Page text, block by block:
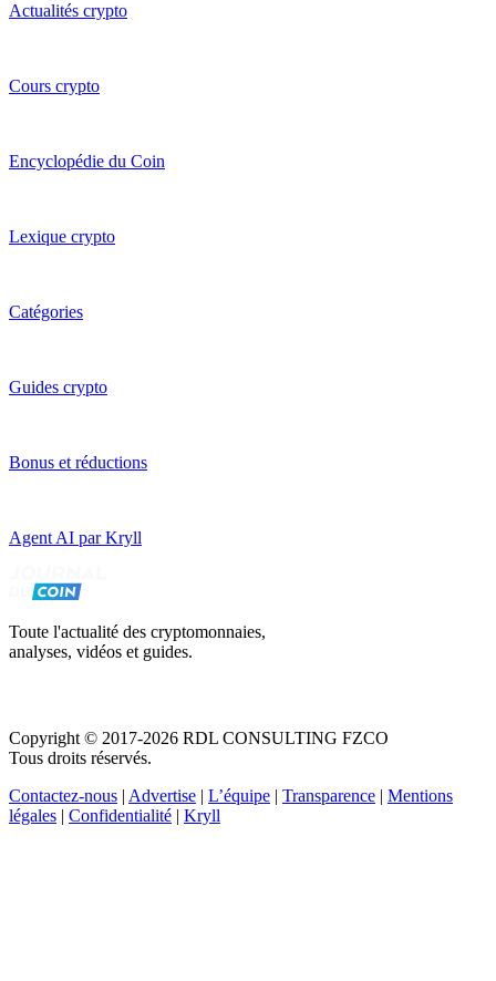
Actualités crypto
Cours crypto
Encyclopédie du Coin
Lexique crypto
Catégories
Guides crypto
Bonus et réductions
Agent AI par Kryll
Toute l'actualité des cryptomonnaies,
analyses, vidéos et guides.
Copyright © 2017-2026 RDL CONSULTING FZCO
Tous droits réservés.
Contactez-nous | Advertise | L’équipe | Transparence | Mentions
légales | Confidentialité | Kryll